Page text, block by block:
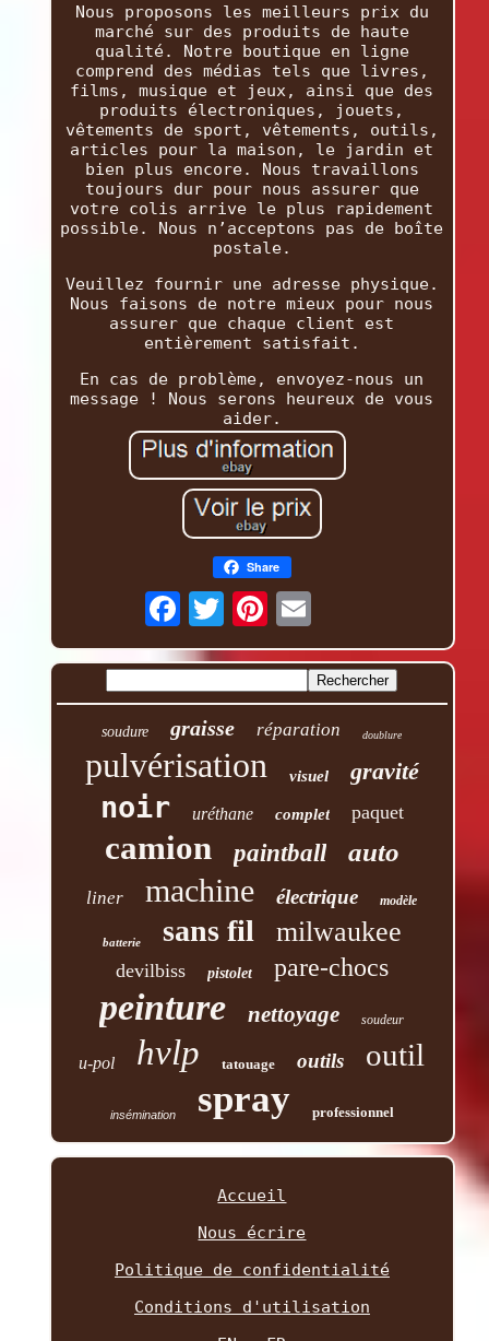
Nous proposons les meilleurs prix du
marché sur des produits de haute
qualité. Notre boutique en ligne
comprend des médias tels que livres,
films, musique et jeux, ainsi que des
produits électroniques, jouets,
vêtements de sport, vêtements, outils,
articles pour la maison, le jardin et
bien plus encore. Nous travaillons
toujours dur pour nous assurer que
votre colis arrive le plus rapidement
possible. Nous n’acceptons pas de boîte
postale.
Veuillez fournir une adresse physique.
Nous faisons de notre mieux pour nous
assurer que chaque client est
entièrement satisfait.
En cas de problème, envoyez-nous un
message ! Nous serons heureux de vous
aider.
Share
soudure graisse réparation doublure
pulvérisation visuel gravité
noir uréthane complet paquet
camion paintball auto
liner machine électrique modèle
batterie sans fil milwaukee
devilbiss pistolet pare-chocs
peinture nettoyage soudeur
u-pol hvlp tatouage outils outil
insémination spray professionnel
Accueil
Nous écrire
Politique de confidentialité
Conditions d'utilisation